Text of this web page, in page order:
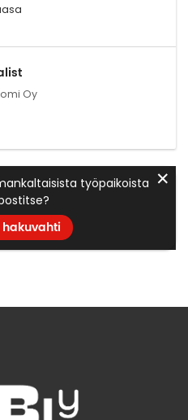
Oy
työpaikoista ✕